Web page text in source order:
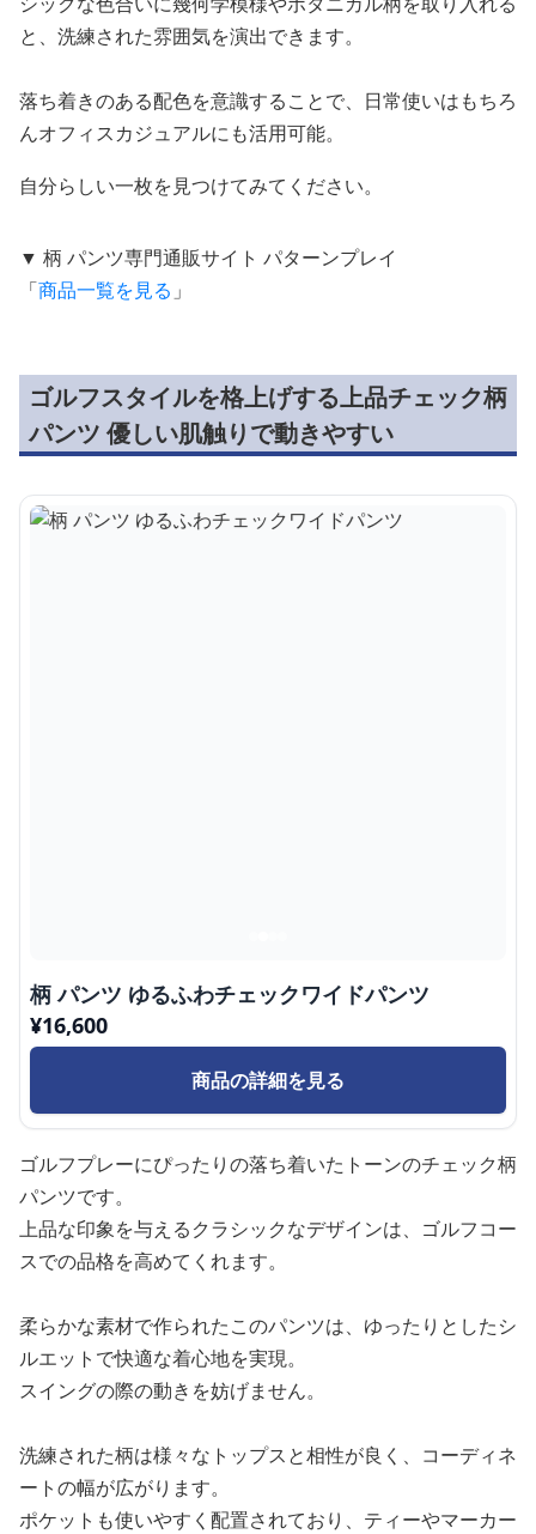
と、洗練された雰囲気を演出できます。
落ち着きのある配色を意識することで、日常使いはもちろ
んオフィスカジュアルにも活用可能。
自分らしい一枚を見つけてみてください。
▼ 柄 パンツ専門通販サイト パターンプレイ
「商品一覧を見る 」
ゴルフスタイルを格上げする上品チェック柄
パンツ 優しい肌触りで動きやすい
柄 パンツ ゆるふわチェックワイドパンツ
¥16,600
商品の詳細を見る
ゴルフプレーにぴったりの落ち着いたトーンのチェック柄
パンツです。
上品な印象を与えるクラシックなデザインは、ゴルフコー
スでの品格を高めてくれます。
柔らかな素材で作られたこのパンツは、ゆったりとしたシ
ルエットで快適な着心地を実現。
スイングの際の動きを妨げません。
洗練された柄は様々なトップスと相性が良く、コーディネ
ートの幅が広がります。
ポケットも使いやすく配置されており、ティーやマーカー